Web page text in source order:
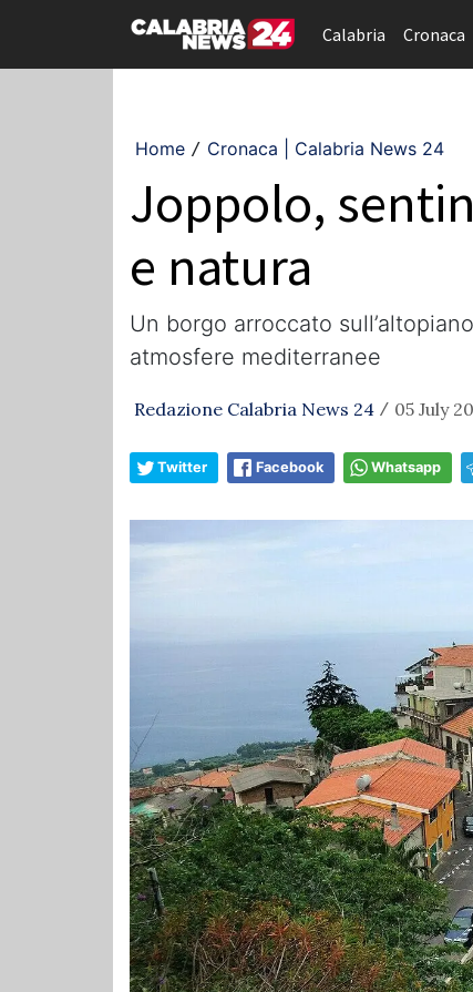
Calabria Cronaca
Home / Cronaca | Calabria News 24
Joppolo,
e natura
Un borgo arroccato
atmosfere mediterranee
Redazione Calabria News 24 / 05 July
Twitter Facebook Whatsapp